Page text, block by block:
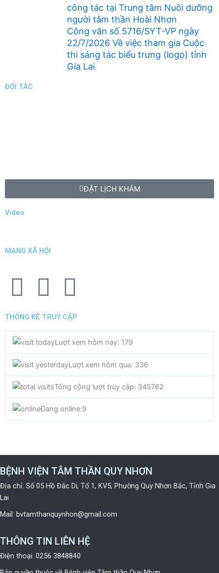
công tác tại Trung tâm Nuôi dưỡng
người tâm thần Hoài Nhơn
Công văn số 5716/SYT-VP ngày
22/7/2026 Về việc tham gia Cuộc
thi sáng tác biểu trưng (logo) tỉnh
Gia Lai
ĐỐI TÁC
ĐẶT LỊCH KHÁM
Video
MẠNG XÃ HỘI
F
a
c
e
b
o
k
T
w
i
t
t
e
Y
o
u
t
u
b
THỐNG KÊ TRUY CẬP
Lượt xem hôm nay: 179
Lượt xem hôm qua: 336
Tổng cộng lượt truy cập: 345762
Đang online:9
BỆNH VIỆN TÂM THẦN QUY NHƠN
Địa chỉ: Số 05 Hồ Đắc Di, Tổ 1, KV5, Phường Quy Nhơn Bắc, Tỉnh Gia
Lai
Mail: bvtamthanquynhon@gmail.com
THÔNG TIN LIÊN HỆ
Điện thoại: 0256 3848840